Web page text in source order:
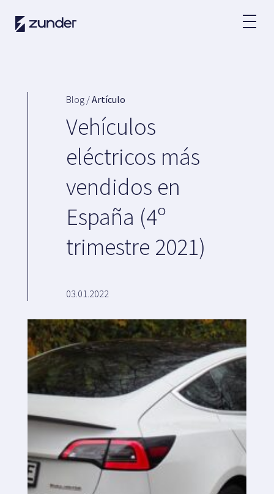
ES
App de Zunder
Grandes cuentas
Administraciones
Plataforma SaaS
Plataforma SaaS
Beneficios
Para quién
Buscamos ubicaciones
¿Qué buscamos?
¿Qué ofrecemos?
Blog /Artículo
Vehículos
eléctricos más
vendidos en
España (4º
trimestre 2021)
03.01.2022